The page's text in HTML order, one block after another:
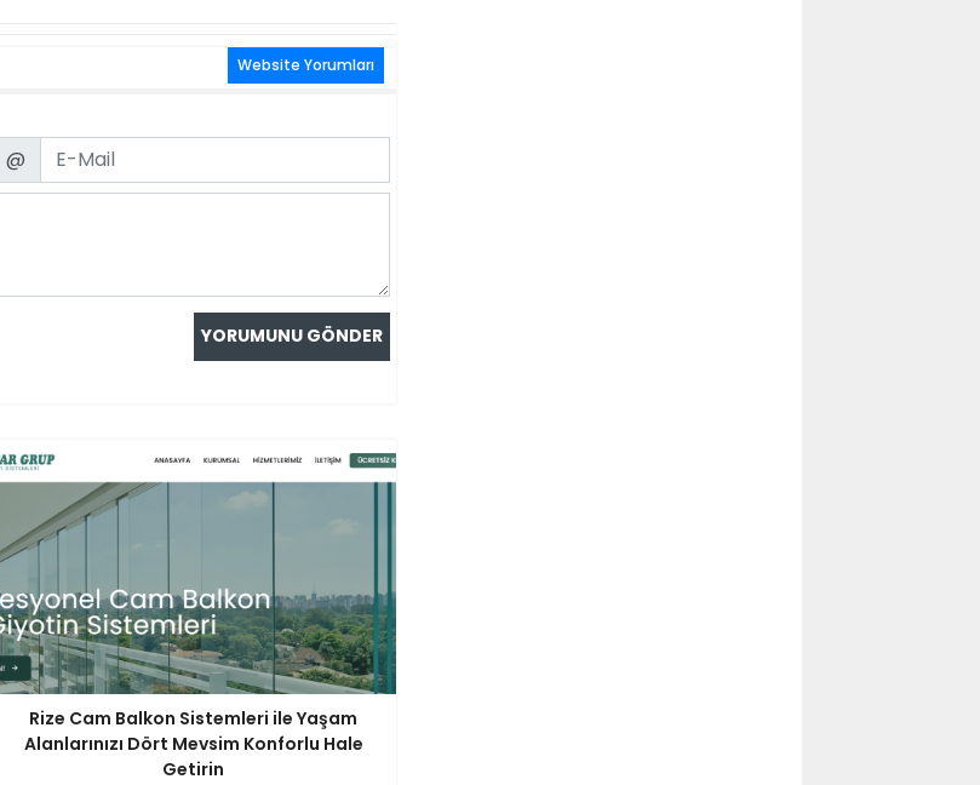
Website Yorumları
Email
@
Rize Cam Balkon Sistemleri ile Yaşam
Alanlarınızı Dört Mevsim Konforlu Hale
Getirin